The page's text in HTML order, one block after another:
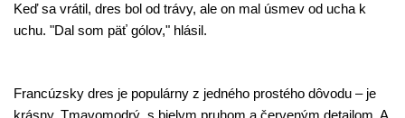
Keď sa vrátil, dres bol od trávy, ale on mal úsmev od ucha k
uchu. "Dal som päť gólov," hlásil.
Francúzsky dres je populárny z jedného prostého dôvodu – je
krásny. Tmavomodrý, s bielym pruhom a červeným detailom. A